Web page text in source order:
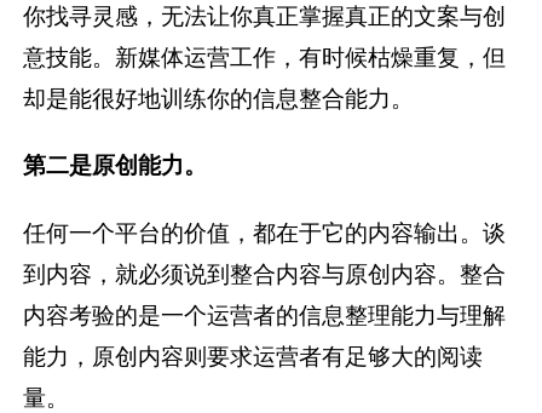
你找寻灵感，无法让你真正掌握真正的文案与创
意技能。新媒体运营工作，有时候枯燥重复，但
却是能很好地训练你的信息整合能力。
第二是原创能力。
任何一个平台的价值，都在于它的内容输出。谈
到内容，就必须说到整合内容与原创内容。整合
内容考验的是一个运营者的信息整理能力与理解
能力，原创内容则要求运营者有足够大的阅读
量。